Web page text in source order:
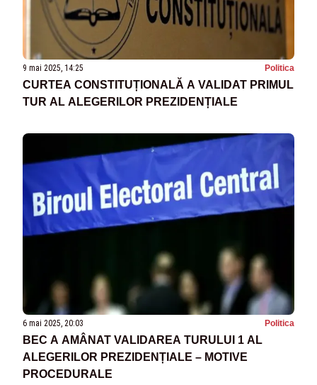
9 mai 2025, 14:25 Politica
CURTEA CONSTITUȚIONALĂ A VALIDAT PRIMUL
TUR AL ALEGERILOR PREZIDENȚIALE
6 mai 2025, 20:03 Politica
BEC A AMÂNAT VALIDAREA TURULUI 1 AL
ALEGERILOR PREZIDENȚIALE – MOTIVE
PROCEDURALE